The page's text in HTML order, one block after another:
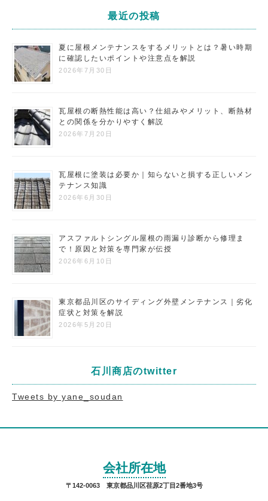
最近の投稿
夏に屋根メンテナンスをするメリットとは？暑い時期
に確認したいポイントや注意点を解説
2026年7月30日
瓦屋根の断熱性能は高い？仕組みやメリット、断熱材
との関係を分かりやすく解説
2026年7月20日
瓦屋根に塗装は必要か｜知らないと損する正しいメン
テナンス知識
2026年6月30日
アスファルトシングル屋根の雨漏り診断から修理ま
で！原因と対策を専門家が伝授
2026年6月10日
東京都品川区のサイディング外壁メンテナンス｜劣化
症状と対策を解説
2026年5月20日
石川商店のtwitter
Tweets by yane_soudan
会社所在地
〒142-0063 東京都品川区荏原2丁目2番地3号